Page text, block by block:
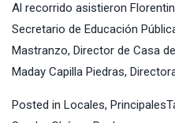
Al recorrido asistieron
Secretario de Educación
Mastranzo, Director de Casa
Maday Capilla Piedras,
Posted in Locales, Principales